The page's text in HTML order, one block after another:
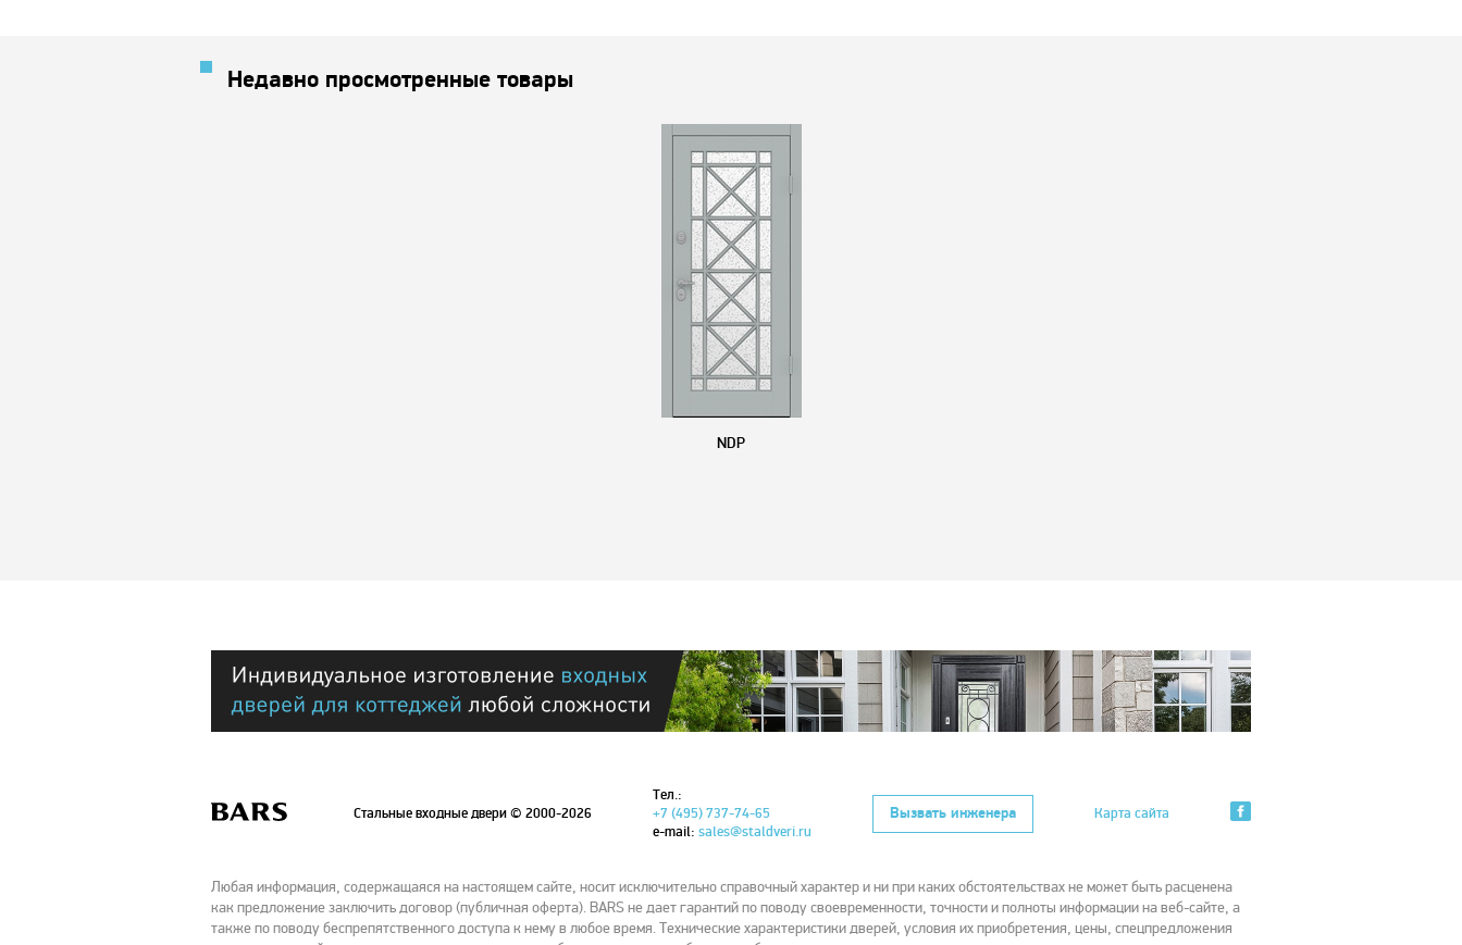
Недавно просмотренные товары
NDP
Стальные входные двери© 2000-2026
Тел.:
+7 (495) 737-74-65
e-mail: sales@staldveri.ru
Вызвать инженера Карта сайта
Любая информация, содержащаяся на настоящем сайте, носит исключительно справочный характер и ни при каких обстоятельствах не может быть расценена
как предложение заключить договор (публичная оферта). BARS не дает гарантий по поводу своевременности, точности и полноты информации на веб-сайте, а
также по поводу беспрепятственного доступа к нему в любое время. Технические характеристики дверей, условия их приобретения, цены, спецпредложения